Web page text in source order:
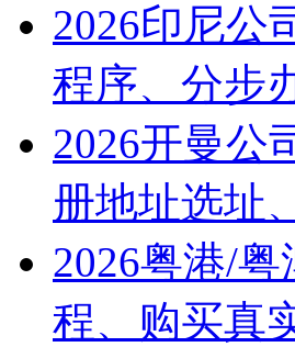
2026印尼公
程序、分步
2026开曼公
册地址选址
2026粤港/
程、购买真